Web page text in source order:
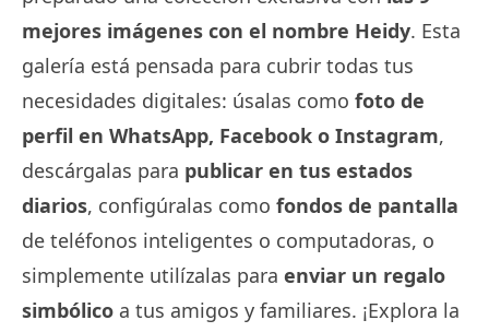
mejores imágenes con el nombre Heidy. Esta
galería está pensada para cubrir todas tus
necesidades digitales: úsalas como foto de
perfil en WhatsApp, Facebook o Instagram,
descárgalas para publicar en tus estados
diarios, configúralas como fondos de pantalla
de teléfonos inteligentes o computadoras, o
simplemente utilízalas para enviar un regalo
simbólico a tus amigos y familiares. ¡Explora la